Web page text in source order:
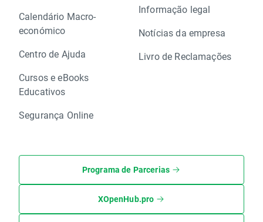
Calendário Macro-
económico
Centro de Ajuda
Cursos e eBooks
Educativos
Segurança Online
Informação legal
Notícias da empresa
Livro de Reclamações
Programa de Parcerias
XOpenHub.pro